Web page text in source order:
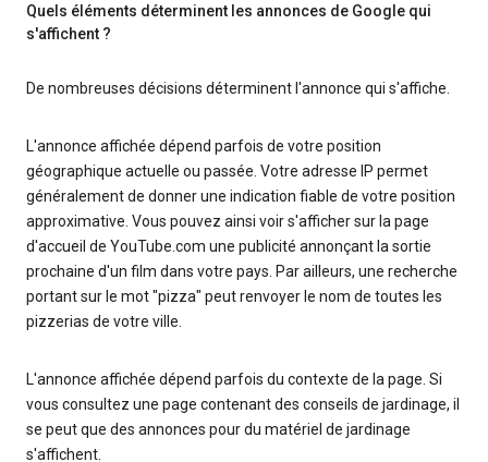
Quels éléments déterminent les annonces de Google qui
s'affichent ?
De nombreuses décisions déterminent l'annonce qui s'affiche.
L'annonce affichée dépend parfois de votre position
géographique actuelle ou passée. Votre adresse IP permet
généralement de donner une indication fiable de votre position
approximative. Vous pouvez ainsi voir s'afficher sur la page
d'accueil de YouTube.com une publicité annonçant la sortie
prochaine d'un film dans votre pays. Par ailleurs, une recherche
portant sur le mot "pizza" peut renvoyer le nom de toutes les
pizzerias de votre ville.
L'annonce affichée dépend parfois du contexte de la page. Si
vous consultez une page contenant des conseils de jardinage, il
se peut que des annonces pour du matériel de jardinage
s'affichent.